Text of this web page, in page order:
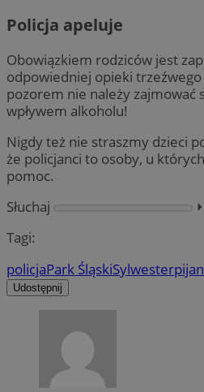
Policja apeluje
Obowiązkiem rodziców jest
odpowiedniej opieki
pozorem nie należy zajmować
wpływem alkoholu!
Nigdy też nie straszmy dzieci
że policjanci to osoby, u
pomoc.
Słuchaj
⏵︎
Tagi:
policjaPark ŚląskiSylwester
Udostępnij